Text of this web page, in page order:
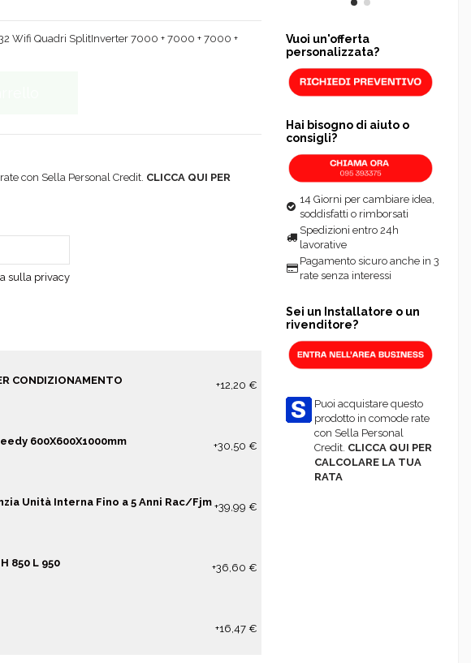
Wifi Quadri SplitInverter 7000 + 7000 + 7000 +
con Sella Personal Credit. CLICCA QUI PER
sulla privacy
CONDIZIONAMENTO +12,20 €
600X600X1000mm +30,50 €
Unità Interna Fino a 5 Anni Rac/Fjm +39,99 €
850 L 950 +36,60 €
+16,47 €
Vuoi un'offerta
personalizzata?
Hai bisogno di aiuto o
consigli?
14 Giorni per cambiare idea,
soddisfatti o rimborsati
Spedizioni entro 24h
lavorative
Pagamento sicuro anche in 3
rate senza interessi
Sei un Installatore o un
rivenditore?
Puoi acquistare questo
prodotto in comode rate
con Sella Personal
Credit. CLICCA QUI PER
CALCOLARE LA TUA
RATA